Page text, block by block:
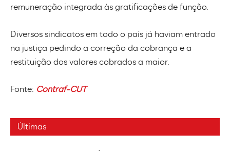
remuneração integrada às gratificações de função.
Diversos sindicatos em todo o país já haviam entrado
na justiça pedindo a correção da cobrança e a
restituição dos valores cobrados a maior.
Fonte: Contraf-CUT
Últimas